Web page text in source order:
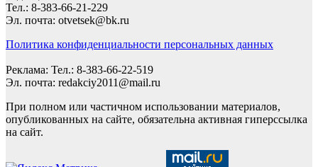
Тел.: 8-383-66-21-229
Эл. почта: otvetsek@bk.ru
Политика конфиденциальности персональных данных
Реклама: Тел.: 8-383-66-22-519
Эл. почта: redakciy2011@mail.ru
При полном или частичном использовании материалов,
опубликованных на сайте, обязательна активная гиперссылка
на сайт.